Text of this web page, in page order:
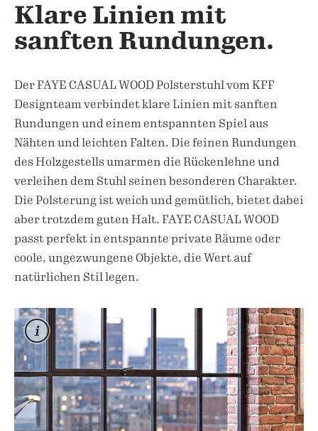
Klare Linien mit
sanften Rundungen.
Der FAYE CASUAL WOOD Polsterstuhl vom KFF
Designteam verbindet klare Linien mit sanften
Rundungen und einem entspannten Spiel aus
Nähten und leichten Falten. Die feinen Rundungen
des Holzgestells umarmen die Rückenlehne und
verleihen dem Stuhl seinen besonderen Charakter.
Die Polsterung ist weich und gemütlich, bietet dabei
aber trotzdem guten Halt. FAYE CASUAL WOOD
passt perfekt in entspannte private Räume oder
coole, ungezwungene Objekte, die Wert auf
natürlichen Stil legen.